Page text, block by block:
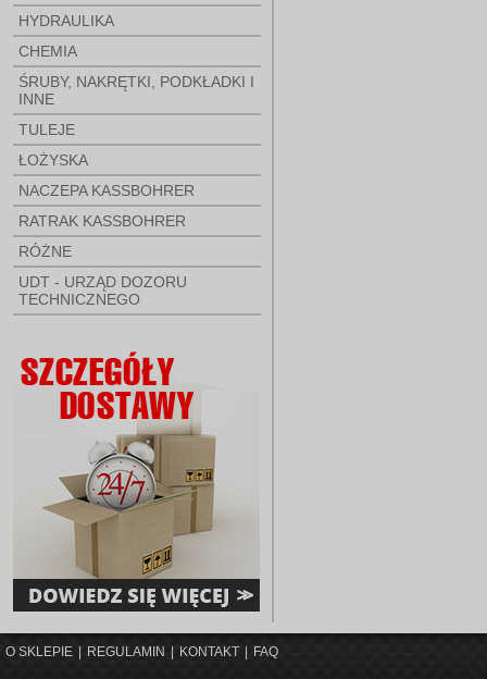
HYDRAULIKA
CHEMIA
ŚRUBY, NAKRĘTKI, PODKŁADKI I
INNE
TULEJE
ŁOŻYSKA
NACZEPA KASSBOHRER
RATRAK KASSBOHRER
RÓŻNE
UDT - URZĄD DOZORU
TECHNICZNEGO
O SKLEPIE REGULAMIN KONTAKT FAQ